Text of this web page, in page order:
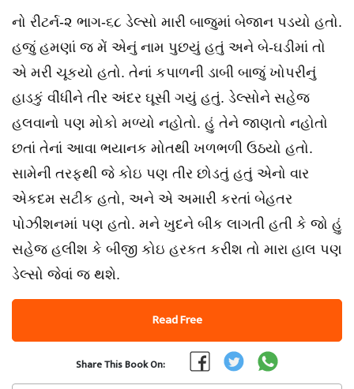
નો રીટર્ન-૨ ભાગ-૬૮ ડેલ્સો મારી બાજુમાં બેજાન પડયો હતો.
હજું હમણાં જ મેં એનું નામ પુછયું હતું અને બે-ઘડીમાં તો
એ મરી ચૂકયો હતો. તેનાં કપાળની ડાબી બાજું ખોપરીનું
હાડકું વીંધીને તીર અંદર ઘૂસી ગયું હતું. ડેલ્સોને સહેજ
હલવાનો પણ મોકો મળ્યો નહોતો. હું તેને જાણતો નહોતો
છતાં તેનાં આવા ભયાનક મોતથી ખળભળી ઉઠયો હતો.
સામેની તરફથી જે કોઇ પણ તીર છોડતું હતું એનો વાર
એકદમ સટીક હતો, અને એ અમારી કરતાં બેહતર
પોઝીશનમાં પણ હતો. મને ખુદને બીક લાગતી હતી કે જો હું
સહેજ હલીશ કે બીજી કોઇ હરકત કરીશ તો મારા હાલ પણ
ડેલ્સો જેવાં જ થશે.
Read Free
Share This Book On: